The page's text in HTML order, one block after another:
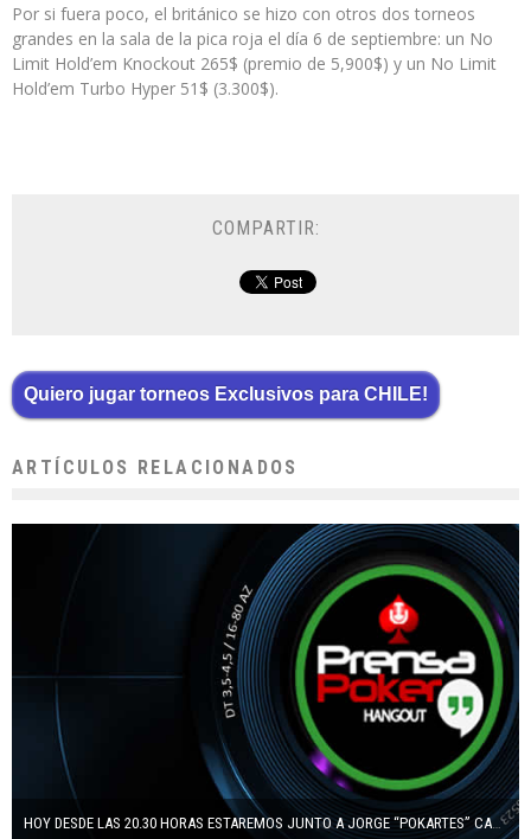
Por si fuera poco, el británico se hizo con otros dos torneos
grandes en la sala de la pica roja el día 6 de septiembre: un No
Limit Hold’em Knockout 265$ (premio de 5,900$) y un No Limit
Hold’em Turbo Hyper 51$ (3.300$).
COMPARTIR:
Quiero jugar torneos Exclusivos para CHILE!
ARTÍCULOS RELACIONADOS
HOY DESDE LAS 20.30 HORAS ESTAREMOS JUNTO A JORGE “POKARTES” CARTES EN PRENSA POKER HANGOUT